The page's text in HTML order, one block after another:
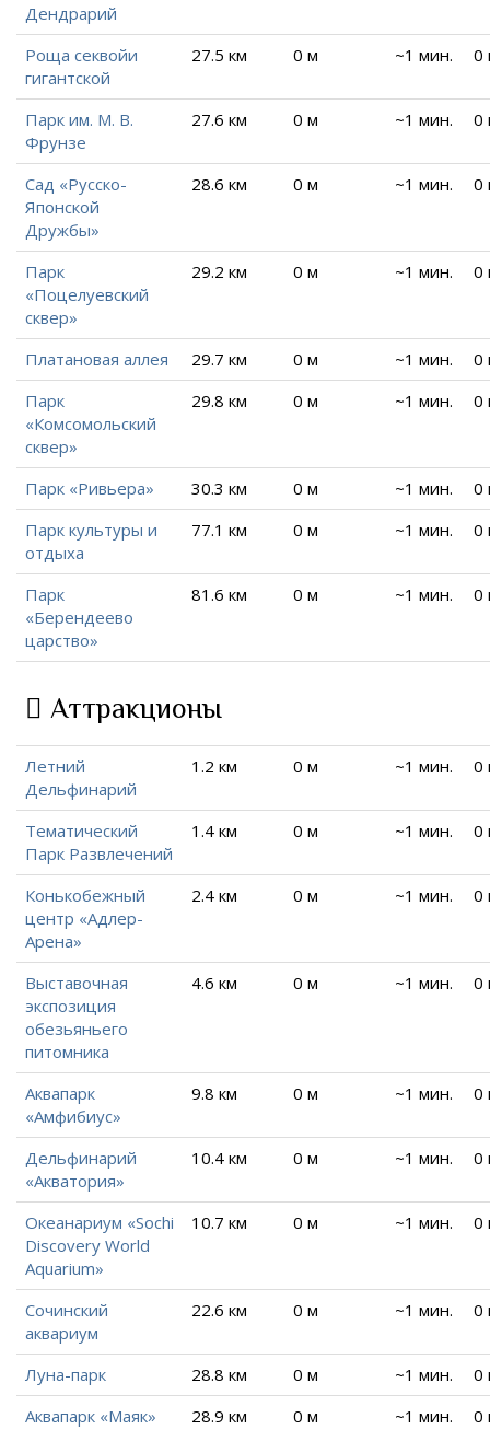
Дендрарий
Роща секвойи
гигантской
27.5 км 0 м ~1 мин. 0
Парк им. М. В.
Фрунзе
27.6 км 0 м ~1 мин. 0
Сад «Русско-
Японской
Дружбы»
28.6 км 0 м ~1 мин. 0
Парк
«Поцелуевский
сквер»
29.2 км 0 м ~1 мин. 0
Платановая аллея 29.7 км 0 м ~1 мин.
0
Парк
«Комсомольский
сквер»
29.8 км 0 м ~1 мин. 0
Парк «Ривьера» 30.3 км 0 м ~1 мин.
0
Парк культуры и
отдыха
77.1 км 0 м ~1 мин. 0
Парк
«Берендеево
царство»
81.6 км 0 м ~1 мин. 0
Аттракционы
Летний
Дельфинарий
1.2 км 0 м ~1 мин. 0
Тематический
Парк Развлечений
1.4 км 0 м ~1 мин. 0
Конькобежный
центр «Адлер-
Арена»
2.4 км 0 м ~1 мин. 0
Выставочная
экспозиция
обезьяньего
питомника
4.6 км 0 м ~1 мин. 0
Аквапарк
«Амфибиус»
9.8 км 0 м ~1 мин. 0
Дельфинарий
«Акватория»
10.4 км 0 м ~1 мин. 0
Океанариум «Sochi
Discovery World
Aquarium»
10.7 км 0 м ~1 мин. 0
Сочинский
аквариум
22.6 км 0 м ~1 мин. 0
Луна-парк 28.8 км 0 м ~1 мин.
0
Аквапарк «Маяк»
28.9 км 0 м ~1 мин.
0